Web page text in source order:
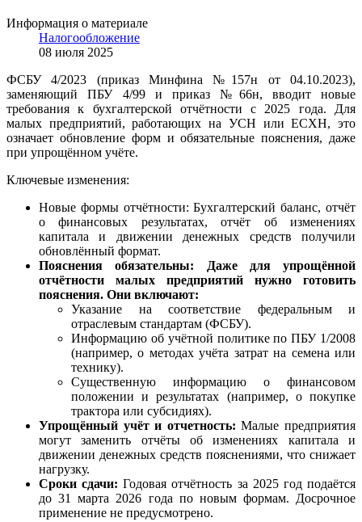
Информация о материале
Налогообложение
08 июля 2025
ФСБУ 4/2023 (приказ Минфина №157н от 04.10.2023),
заменяющий ПБУ 4/99 и приказ №66н, вводит новые
требования к бухгалтерской отчётности с 2025 года. Для
малых предприятий, работающих на УСН или ЕСХН, это
означает обновление форм и обязательные пояснения, даже
при упрощённом учёте.
Ключевые изменения:
Новые формы отчётности: Бухгалтерский баланс, отчёт
о финансовых результатах, отчёт об изменениях
капитала и движении денежных средств получили
обновлённый формат.
Пояснения обязательны: Даже для упрощённой
отчётности малых предприятий нужно готовить
пояснения. Они включают:
Указание на соответствие федеральным и
отраслевым стандартам (ФСБУ).
Информацию об учётной политике по ПБУ 1/2008
(например, о методах учёта затрат на семена или
технику).
Существенную информацию о финансовом
положении и результатах (например, о покупке
трактора или субсидиях).
Упрощённый учёт и отчетность: Малые предприятия
могут заменить отчёты об изменениях капитала и
движении денежных средств пояснениями, что снижает
нагрузку.
Сроки сдачи: Годовая отчётность за 2025 год подаётся
до 31 марта 2026 года по новым формам. Досрочное
применение не предусмотрено.